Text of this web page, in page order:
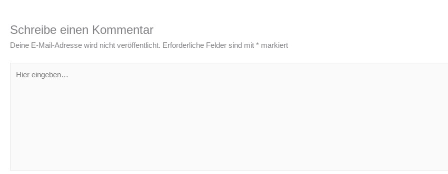
Schreibe einen Kommentar
Deine E-Mail-Adresse wird nicht veröffentlicht. Erforderliche Felder sind mit * markiert
eingeben…